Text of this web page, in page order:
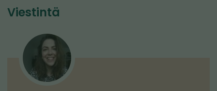
Viestintä